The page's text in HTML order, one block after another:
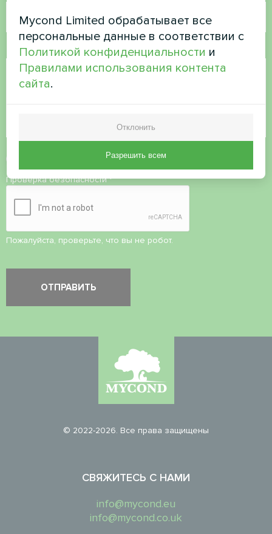
Комментарий
политику конфиденциальности
Проверка безопасности*
Пожалуйста, проверьте, что вы не робот.
© 2022-2026. Все права защищены
СВЯЖИТЕСЬ С НАМИ
info@mycond.eu
info@mycond.co.uk
Mycond Limited обрабатывает все
персональные данные в соответствии с
Политикой конфиденциальности и
Правилами использования контента
сайта.
Отклонить
Разрешить всем